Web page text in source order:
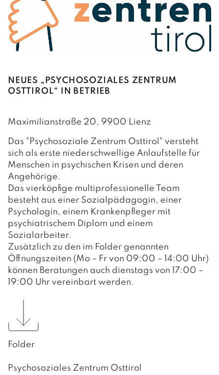
NEUES „PSYCHOSOZIALES ZENTRUM
OSTTIROL“ IN BETRIEB
Maximilianstraße 20, 9900 Lienz
Das "Psychosoziale Zentrum Osttirol" versteht
sich als erste niederschwellige Anlaufstelle für
Menschen in psychischen Krisen und deren
Angehörige.
Das vierköpfige multiprofessionelle Team
besteht aus einer Sozialpädagogin, einer
Psychologin, einem Krankenpfleger mit
psychiatrischem Diplom und einem
Sozialarbeiter.
Zusätzlich zu den im Folder genannten
Öffnungszeiten (Mo – Fr von 09:00 – 14:00 Uhr)
können Beratungen auch dienstags von 17:00 –
19:00 Uhr vereinbart werden.
Folder
Psychosoziales Zentrum Osttirol